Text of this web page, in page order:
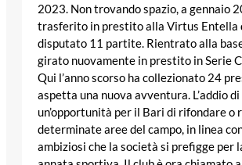
2023. Non trovando spazio, a gennaio
trasferito in prestito alla Virtus Entella
disputato 11 partite. Rientrato alla
girato nuovamente in prestito in Serie
Qui l’anno scorso ha collezionato 24
aspetta una nuova avventura. L’addio
un’opportunità per il Bari di rifondare o
determinate aree del campo, in linea
ambiziosi che la società si prefigge per